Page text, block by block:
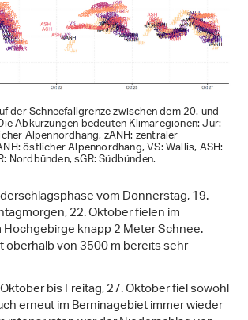
der Schneefallgrenze zwischen dem 20. und
Abkürzungen bedeuten Klimaregionen: Jur:
Alpennordhang, zANH: zentraler
östlicher Alpennordhang, VS: Wallis, ASH:
Nordbünden, sGR: Südbünden.
vom Donnerstag, 19.
22. Oktober fielen im
knapp 2 Meter Schnee.
oberhalb von 3500 m bereits sehr
bis Freitag, 27. Oktober fiel sowohl
erneut im Berninagebiet immer wieder